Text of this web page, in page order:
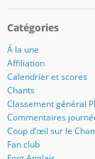
Catégories
Á la une
Affiliation
Calendrier et scores
Chants
Classement général
Commentaires
Coup d’œil sur le
Fan club